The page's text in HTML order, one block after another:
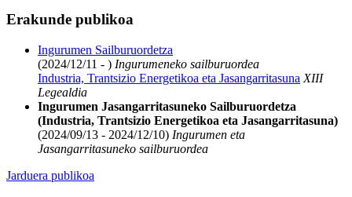
Erakunde publikoa
Ingurumen Sailburuordetza
(2024/12/11 - ) Ingurumeneko sailburuordea
Industria, Trantsizio Energetikoa eta Jasangarritasuna XIII
Legealdia
Ingurumen Jasangarritasuneko Sailburuordetza
(Industria, Trantsizio Energetikoa eta Jasangarritasuna)
(2024/09/13 - 2024/12/10) Ingurumen eta
Jasangarritasuneko sailburuordea
Jarduera publikoa